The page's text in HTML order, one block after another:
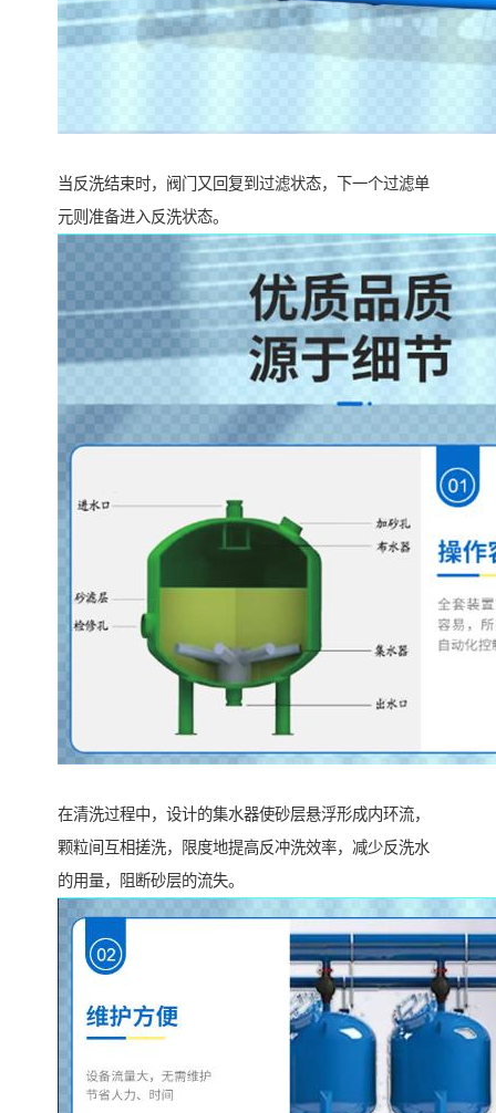
当反洗结束时，阀门又回复到过滤状态，下一个过滤单
元则准备进入反洗状态。
在清洗过程中，设计的集水器使砂层悬浮形成内环流，
颗粒间互相搓洗，限度地提高反冲洗效率，减少反洗水
的用量，阻断砂层的流失。